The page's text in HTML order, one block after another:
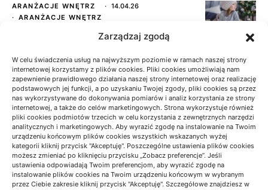
Zarządzaj zgodą
W celu świadczenia usług na najwyższym poziomie w ramach naszej strony
internetowej korzystamy z plików cookies. Pliki cookies umożliwiają nam
zapewnienie prawidłowego działania naszej strony internetowej oraz realizację
podstawowych jej funkcji, a po uzyskaniu Twojej zgody, pliki cookies są przez
nas wykorzystywane do dokonywania pomiarów i analiz korzystania ze strony
internetowej, a także do celów marketingowych. Strona wykorzystuje również
pliki cookies podmiotów trzecich w celu korzystania z zewnętrznych narzędzi
analitycznych i marketingowych. Aby wyrazić zgodę na instalowanie na Twoim
urządzeniu końcowym plików cookies wszystkich wskazanych wyżej
kategorii kliknij przycisk "Akceptuję". Poszczególne ustawienia plików cookies
możesz zmieniać po kliknięciu przycisku „Zobacz preferencje”. Jeśli
ustawienia odpowiadają Twoim preferencjom, aby wyrazić zgodę na
instalowanie plików cookies na Twoim urządzeniu końcowym w wybranym
przez Ciebie zakresie kliknij przycisk "Akceptuję". Szczegółowe znajdziesz w
ARANŻACJE WNĘTRZ
14.04.26
ARANŻACJE WNĘTRZ
Grandmillennial:
TECHNOLOGIA W EDUKACJI
29.12.24
TECHNOLOGIA W EDUKACJI
Technologia w edukacji Technologie
wspierające naukę zdalną – przegląd
narzędzi dla nauczycieli